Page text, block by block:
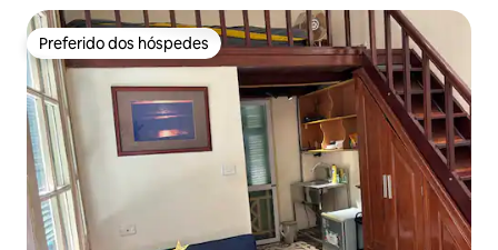
Preferido dos hóspedes
Preferido dos hóspedes